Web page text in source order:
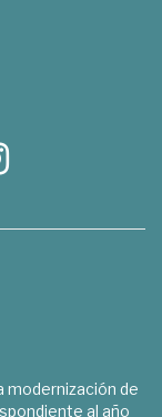
modernización de
al año